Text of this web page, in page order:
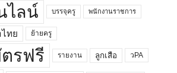
ไลน์ บรรจุครู พนักงานราชการ
ทย ย้ายครู
รฟรี รายงาน ลูกเสือ วPA